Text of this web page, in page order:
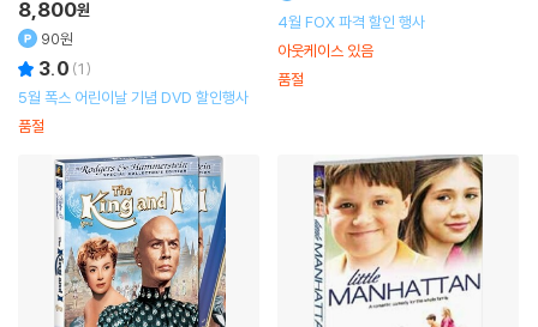
8,800원
90원
3.0 (1)
5월 폭스 어린이날 기념 DVD 할인행사
품절
아웃케이스 있음
4월 FOX 파격 할인 행사
품절